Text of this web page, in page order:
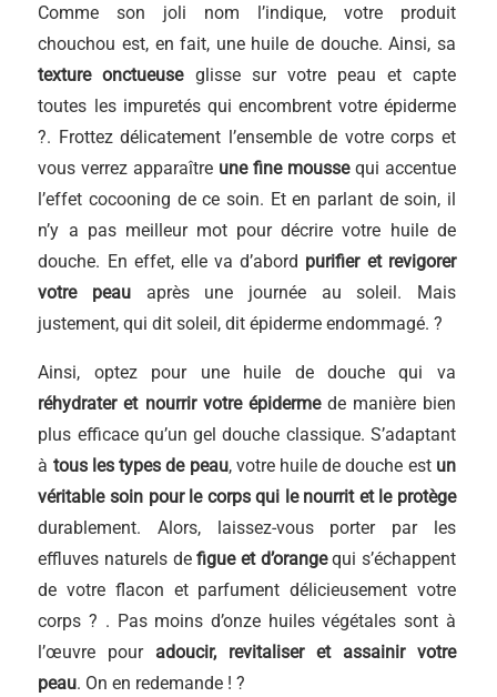
Comme son joli nom l’indique, votre produit
chouchou est, en fait, une huile de douche. Ainsi, sa
texture onctueuseglisse sur votre peau et capte
toutes les impuretés qui encombrent votre épiderme
?. Frottez délicatement l’ensemble de votre corps et
vous verrez apparaître une fine moussequi accentue
l’effet cocooning de ce soin. Et en parlant de soin, il
n’y a pas meilleur mot pour décrire votre huile de
douche. En effet, elle va d’abord purifier et revigorer
votre peau après une journée au soleil. Mais
justement, qui dit soleil, dit épiderme endommagé. ?
Ainsi, optez pour une huile de douche qui va
réhydrater et nourrir votre épidermede manière bien
plus efficace qu’un gel douche classique. S’adaptant
à tous les types de peau, votre huile de douche est un
véritable soin pour le corps qui le nourrit et le protège
durablement. Alors, laissez-vous porter par les
effluves naturels defigue et d’orangequi s’échappent
de votre flacon et parfument délicieusement votre
corps ? . Pas moins d’onze huiles végétales sont à
l’œuvre pour adoucir, revitaliser et assainir votre
peau. On en redemande ! ?